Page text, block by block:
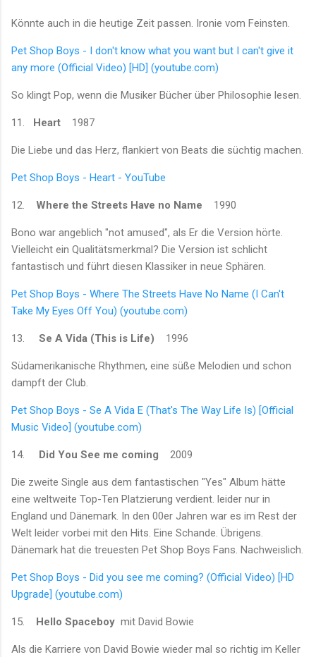
Könnte auch in die heutige Zeit passen. Ironie vom Feinsten.
Pet Shop Boys - I don't know what you want but I can't give it
any more (Official Video) [HD] (youtube.com)
So klingt Pop, wenn die Musiker Bücher über Philosophie lesen.
11. Heart 1987
Die Liebe und das Herz, flankiert von Beats die süchtig machen.
Pet Shop Boys - Heart - YouTube
12. Where the Streets Have no Name 1990
Bono war angeblich "not amused", als Er die Version hörte.
Vielleicht ein Qualitätsmerkmal? Die Version ist schlicht
fantastisch und führt diesen Klassiker in neue Sphären.
Pet Shop Boys - Where The Streets Have No Name (I Can't
Take My Eyes Off You) (youtube.com)
13. Se A Vida (This is Life) 1996
Südamerikanische Rhythmen, eine süße Melodien und schon
dampft der Club.
Pet Shop Boys - Se A Vida E (That's The Way Life Is) [Official
Music Video] (youtube.com)
14. Did You See me coming 2009
Die zweite Single aus dem fantastischen "Yes" Album hätte
eine weltweite Top-Ten Platzierung verdient. leider nur in
England und Dänemark. In den 00er Jahren war es im Rest der
Welt leider vorbei mit den Hits. Eine Schande. Übrigens.
Dänemark hat die treuesten Pet Shop Boys Fans. Nachweislich.
Pet Shop Boys - Did you see me coming? (Official Video) [HD
Upgrade] (youtube.com)
15. Hello Spaceboy mit David Bowie
Als die Karriere von David Bowie wieder mal so richtig im Keller